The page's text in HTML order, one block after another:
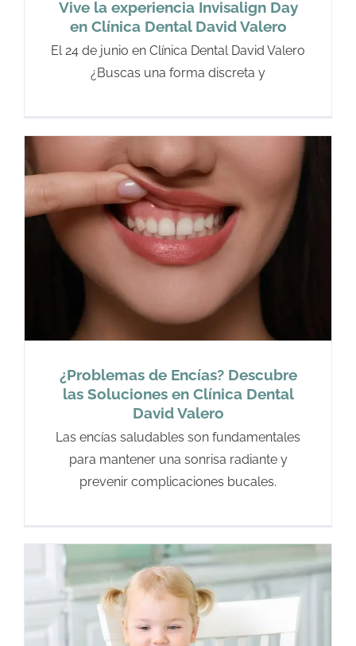
Vive la experiencia Invisalign Day
en Clínica Dental David Valero
El 24 de junio en Clínica Dental David Valero
¿Buscas una forma discreta y
¿Problemas de Encías? Descubre
las Soluciones en Clínica Dental
David Valero
Las encías saludables son fundamentales
para mantener una sonrisa radiante y
prevenir complicaciones bucales.